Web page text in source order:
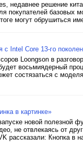
недавнее решение
базовых
могут обрушиться
с Intel Core 13-го
Loongson в
восьмиядерный
состязаться с
в картинке»
новой полезной
не отвлекаясь от
Кнопка в